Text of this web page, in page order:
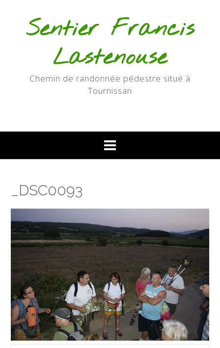
Sentier Francis
Lastenouse
Chemin de randonnée pédestre situé à
Tournissan
_DSC0093